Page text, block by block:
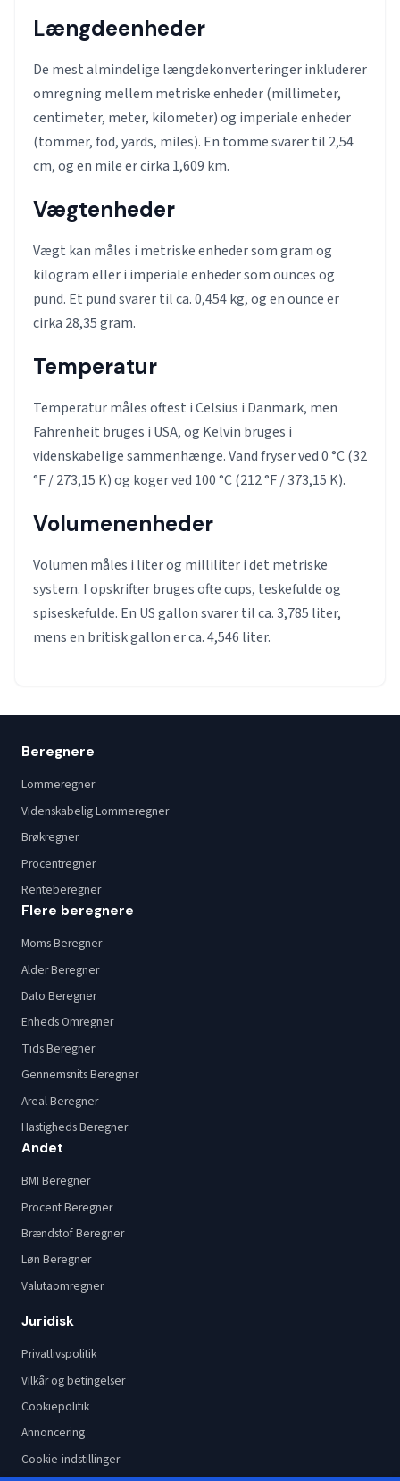
Længdeenheder
De mest almindelige længdekonverteringer inkluderer
omregning mellem metriske enheder (millimeter,
centimeter, meter, kilometer) og imperiale enheder
(tommer, fod, yards, miles). En tomme svarer til 2,54
cm, og en mile er cirka 1,609 km.
Vægtenheder
Vægt kan måles i metriske enheder som gram og
kilogram eller i imperiale enheder som ounces og
pund. Et pund svarer til ca. 0,454 kg, og en ounce er
cirka 28,35 gram.
Temperatur
Temperatur måles oftest i Celsius i Danmark, men
Fahrenheit bruges i USA, og Kelvin bruges i
videnskabelige sammenhænge. Vand fryser ved 0 °C (32
°F / 273,15 K) og koger ved 100 °C (212 °F / 373,15 K).
Volumenenheder
Volumen måles i liter og milliliter i det metriske
system. I opskrifter bruges ofte cups, teskefulde og
spiseskefulde. En US gallon svarer til ca. 3,785 liter,
mens en britisk gallon er ca. 4,546 liter.
Beregnere
Lommeregner
Videnskabelig Lommeregner
Brøkregner
Procentregner
Renteberegner
Flere beregnere
Moms Beregner
Alder Beregner
Dato Beregner
Enheds Omregner
Tids Beregner
Gennemsnits Beregner
Areal Beregner
Hastigheds Beregner
Andet
BMI Beregner
Procent Beregner
Brændstof Beregner
Løn Beregner
Valutaomregner
Juridisk
Privatlivspolitik
Vilkår og betingelser
Cookiepolitik
Annoncering
Cookie-indstillinger